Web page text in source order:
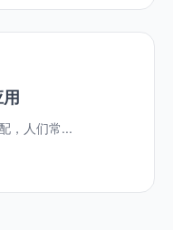
，人们常...